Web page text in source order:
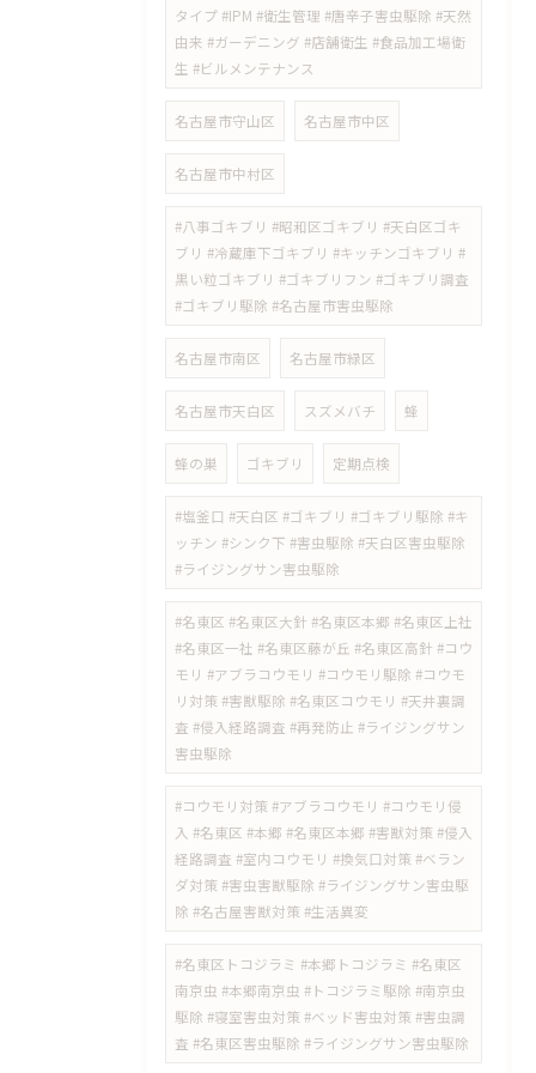
タイプ #IPM #衛生管理 #唐辛子害虫駆除 #天然
由来 #ガーデニング #店舗衛生 #食品加工場衛
生 #ビルメンテナンス
名古屋市守山区 名古屋市中区
名古屋市中村区
#八事ゴキブリ #昭和区ゴキブリ #天白区ゴキ
ブリ #冷蔵庫下ゴキブリ #キッチンゴキブリ #
黒い粒ゴキブリ #ゴキブリフン #ゴキブリ調査
#ゴキブリ駆除 #名古屋市害虫駆除
名古屋市南区 名古屋市緑区
名古屋市天白区 スズメバチ 蜂
蜂の巣 ゴキブリ 定期点検
#塩釜口 #天白区 #ゴキブリ #ゴキブリ駆除 #キ
ッチン #シンク下 #害虫駆除 #天白区害虫駆除
#ライジングサン害虫駆除
#名東区 #名東区大針 #名東区本郷 #名東区上社
#名東区一社 #名東区藤が丘 #名東区高針 #コウ
モリ #アブラコウモリ #コウモリ駆除 #コウモ
リ対策 #害獣駆除 #名東区コウモリ #天井裏調
査 #侵入経路調査 #再発防止 #ライジングサン
害虫駆除
#コウモリ対策 #アブラコウモリ #コウモリ侵
入 #名東区 #本郷 #名東区本郷 #害獣対策 #侵入
経路調査 #室内コウモリ #換気口対策 #ベラン
ダ対策 #害虫害獣駆除 #ライジングサン害虫駆
除 #名古屋害獣対策 #生活異変
#名東区トコジラミ #本郷トコジラミ #名東区
南京虫 #本郷南京虫 #トコジラミ駆除 #南京虫
駆除 #寝室害虫対策 #ベッド害虫対策 #害虫調
査 #名東区害虫駆除 #ライジングサン害虫駆除